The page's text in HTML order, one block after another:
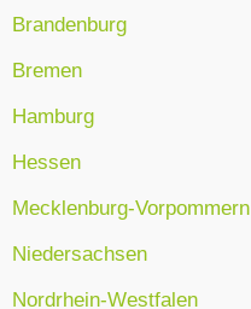
Brandenburg
Bremen
Hamburg
Hessen
Mecklenburg-Vorpommern
Niedersachsen
Nordrhein-Westfalen